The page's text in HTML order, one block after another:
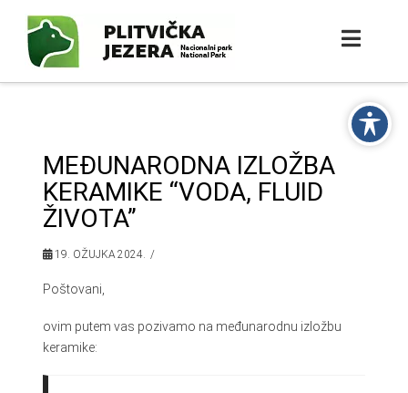
MEĐUNARODNA IZLOŽBA
KERAMIKE “VODA, FLUID
ŽIVOTA”
19. OŽUJKA 2024.
Poštovani,
ovim putem vas pozivamo na međunarodnu izložbu
keramike: